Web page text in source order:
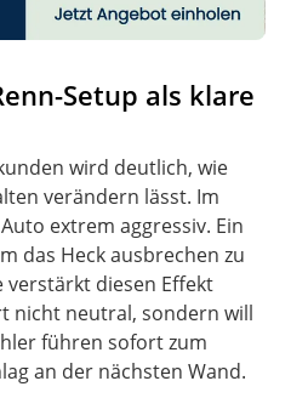
Setup als klare
wird deutlich, wie
verändern lässt. Im
extrem aggressiv. Ein
das Heck ausbrechen zu
verstärkt diesen Effekt
nicht neutral, sondern will
führen sofort zum
an der nächsten Wand.